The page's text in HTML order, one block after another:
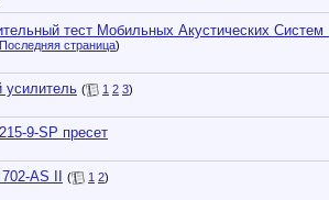
тест Мобильных Акустических Систем
Последняя страница)
усилитель ( 1 2 3)
9-SP пресет
AS II ( 1 2)